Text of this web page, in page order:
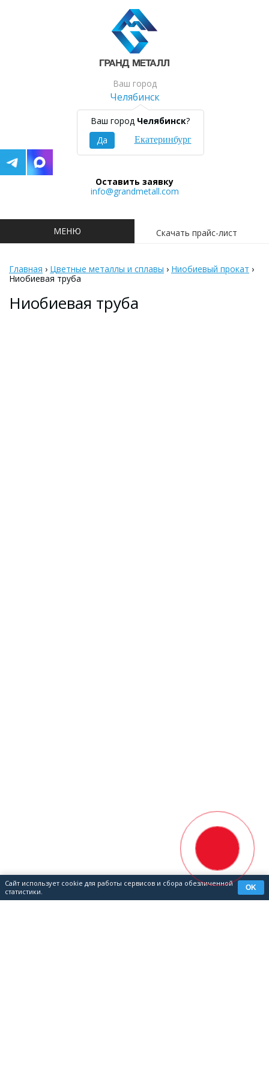
Сайт использует cookie для работы сервисов и сбора обезличенной
статистики.
OK
Ваш город
Челябинск
Ваш город Челябинск?
Да
Екатеринбург
8 (351) 700 04 08
Заказать звонок
Оставить заявку
info@grandmetall.com
МЕНЮ Скачать прайс-лист
Главная › Цветные металлы и сплавы › Ниобиевый прокат ›
Ниобиевая труба
Ниобиевая труба